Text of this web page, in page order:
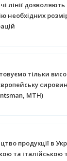
лінії
необхідних
тільки
MTH)
продукції в
та італійською